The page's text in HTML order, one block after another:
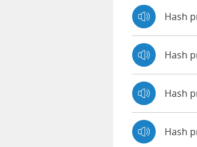
Hash
Hash
Hash
Hash